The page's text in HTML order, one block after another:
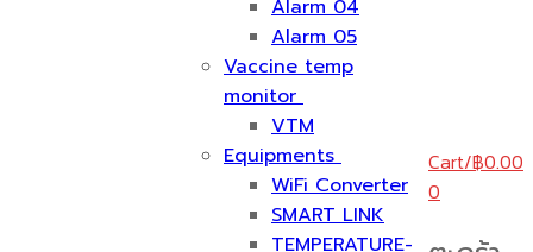
Alarm 04
Alarm 05
Vaccine temp
monitor
VTM
Equipments
WiFi Converter
SMART LINK
TEMPERATURE-
Cart/฿0.00
0